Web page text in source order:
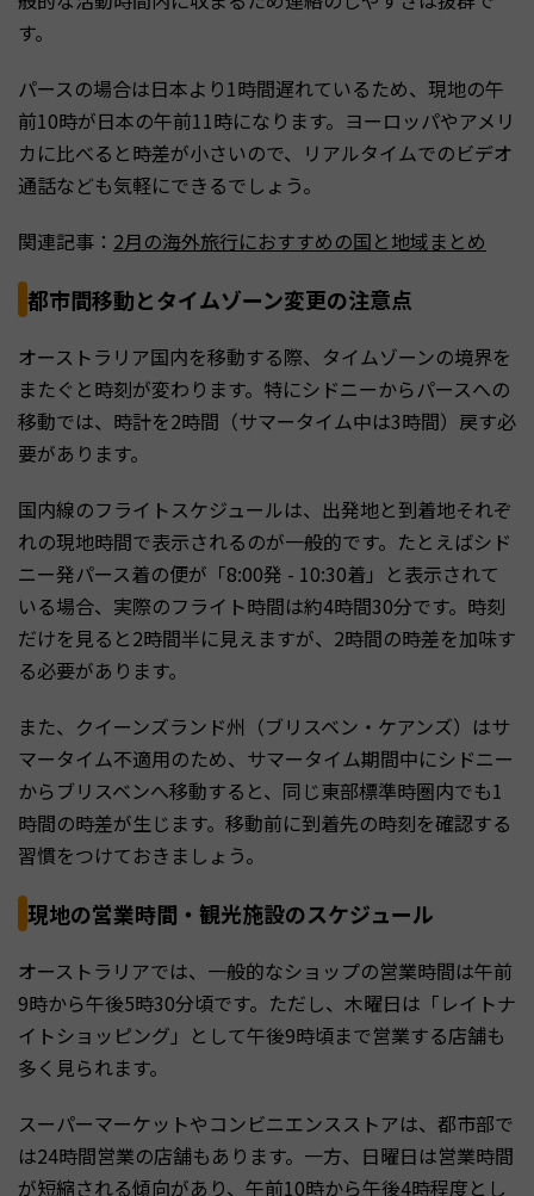
す。
パースの場合は日本より1時間遅れているため、現地の午
前10時が日本の午前11時になります。ヨーロッパやアメリ
カに比べると時差が小さいので、リアルタイムでのビデオ
通話なども気軽にできるでしょう。
関連記事： 2月の海外旅行におすすめの国と地域まとめ
都市間移動とタイムゾーン変更の注意点
オーストラリア国内を移動する際、タイムゾーンの境界を
またぐと時刻が変わります。特にシドニーからパースへの
移動では、時計を2時間（サマータイム中は3時間）戻す必
要があります。
国内線のフライトスケジュールは、出発地と到着地それぞ
れの現地時間で表示されるのが一般的です。たとえばシド
ニー発パース着の便が「8:00発 - 10:30着」と表示されて
いる場合、実際のフライト時間は約4時間30分です。時刻
だけを見ると2時間半に見えますが、2時間の時差を加味す
る必要があります。
また、クイーンズランド州（ブリスベン・ケアンズ）はサ
マータイム不適用のため、サマータイム期間中にシドニー
からブリスベンへ移動すると、同じ東部標準時圏内でも1
時間の時差が生じます。移動前に到着先の時刻を確認する
習慣をつけておきましょう。
現地の営業時間・観光施設のスケジュール
オーストラリアでは、一般的なショップの営業時間は午前
9時から午後5時30分頃です。ただし、木曜日は「レイトナ
イトショッピング」として午後9時頃まで営業する店舗も
多く見られます。
スーパーマーケットやコンビニエンスストアは、都市部で
は24時間営業の店舗もあります。一方、日曜日は営業時間
が短縮される傾向があり、午前10時から午後4時程度とし